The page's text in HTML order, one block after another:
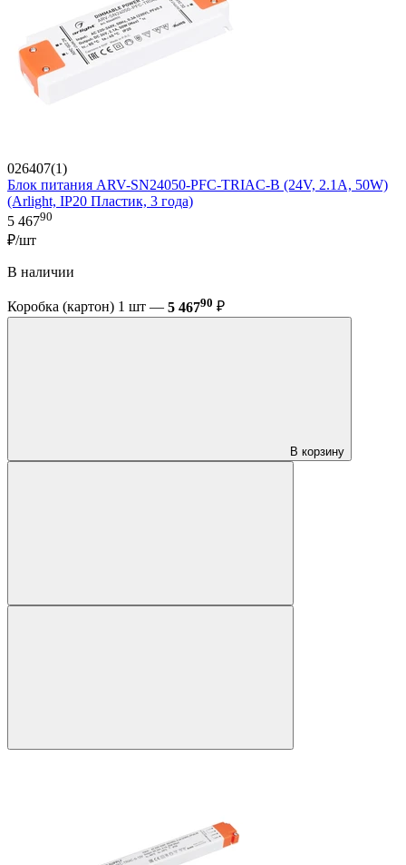
026407(1)
Блок питания ARV-SN24050-PFC-TRIAC-B (24V, 2.1A, 50W)
(Arlight, IP20 Пластик, 3 года)
5 46790
₽/шт
В наличии
Коробка (картон) 1 шт — 5 46790 ₽
В корзину